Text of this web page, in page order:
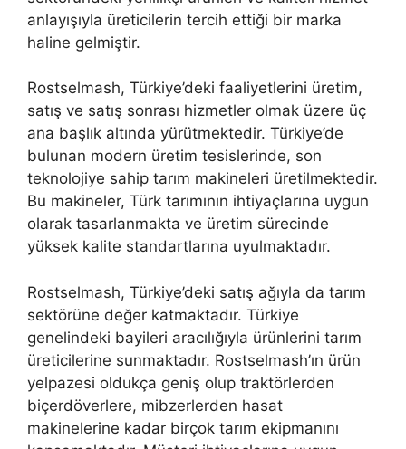
anlayışıyla üreticilerin tercih ettiği bir marka
haline gelmiştir.
Rostselmash, Türkiye’deki faaliyetlerini üretim,
satış ve satış sonrası hizmetler olmak üzere üç
ana başlık altında yürütmektedir. Türkiye’de
bulunan modern üretim tesislerinde, son
teknolojiye sahip tarım makineleri üretilmektedir.
Bu makineler, Türk tarımının ihtiyaçlarına uygun
olarak tasarlanmakta ve üretim sürecinde
yüksek kalite standartlarına uyulmaktadır.
Rostselmash, Türkiye’deki satış ağıyla da tarım
sektörüne değer katmaktadır. Türkiye
genelindeki bayileri aracılığıyla ürünlerini tarım
üreticilerine sunmaktadır. Rostselmash’ın ürün
yelpazesi oldukça geniş olup traktörlerden
biçerdöverlere, mibzerlerden hasat
makinelerine kadar birçok tarım ekipmanını